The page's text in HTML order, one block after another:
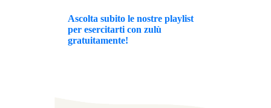
Ascolta subito le nostre playlist
per esercitarti con zulù
gratuitamente!